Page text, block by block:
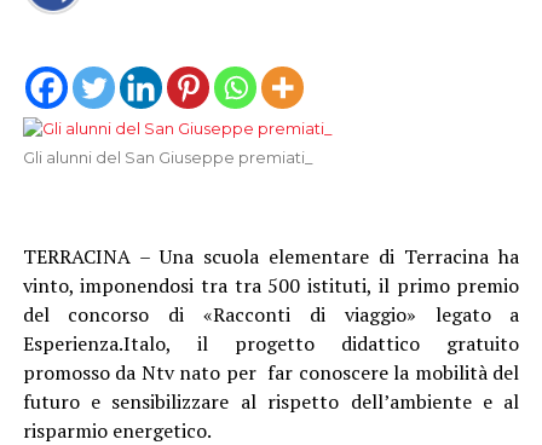
Gli alunni del San Giuseppe premiati_
TERRACINA – Una scuola elementare di Terracina ha
vinto, imponendosi tra tra 500 istituti, il primo premio
del concorso di «Racconti di viaggio» legato a
Esperienza.Italo, il progetto didattico gratuito
promosso da Ntv nato per far conoscere la mobilità del
futuro e sensibilizzare al rispetto dell’ambiente e al
risparmio energetico.